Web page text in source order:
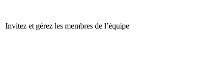
Invitez et gérez les membres de l’équipe